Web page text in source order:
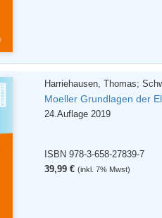
Harriehausen, Thomas;
Moeller Grundlagen der
24.Auflage 2019
ISBN 978-3-658-27839-7
39,99 € (inkl. 7% Mwst)